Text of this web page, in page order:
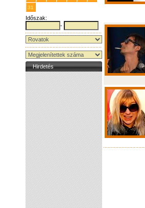
31
Időszak:
-
Hirdetés